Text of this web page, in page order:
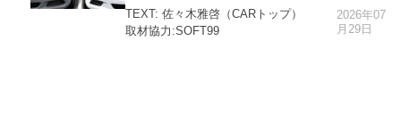
TEXT: 佐々木雅啓（CARトップ）
取材協力:SOFT99
2026年07
月29日